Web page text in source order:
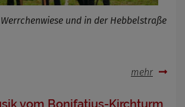
und in der Hebbelstraße
mehr
vom Bonifatius-Kirchturm